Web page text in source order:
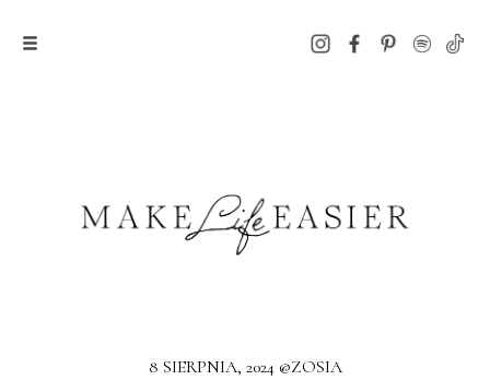
8 SIERPNIA, 2024 @ZOSIA